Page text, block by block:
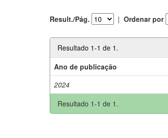
Result./Pág. | Ordenar por
Resultado 1-1 de 1.
Ano de publicação
2024
Resultado 1-1 de 1.